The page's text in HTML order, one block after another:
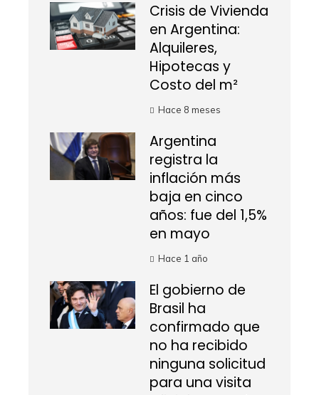
Crisis de Vivienda
en Argentina:
Alquileres,
Hipotecas y
Costo del m²
Hace 8 meses
Argentina
registra la
inflación más
baja en cinco
años: fue del 1,5%
en mayo
Hace 1 año
El gobierno de
Brasil ha
confirmado que
no ha recibido
ninguna solicitud
para una visita